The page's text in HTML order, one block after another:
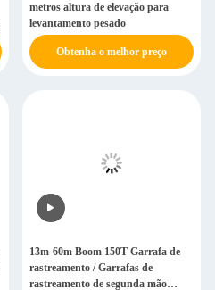
metros altura de elevação para
levantamento pesado
Obtenha o melhor preço
13m-60m Boom 150T Garrafa de
rastreamento / Garrafas de
rastreamento de segunda mão